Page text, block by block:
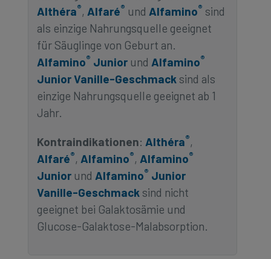
Althéra®, Alfaré® und Alfamino® sind
als einzige Nahrungsquelle geeignet
für Säuglinge von Geburt an.
Alfamino® Juniorund Alfamino®
Junior Vanille-Geschmack sind als
einzige Nahrungsquelle geeignet ab 1
Jahr.
Kontraindikationen: Althéra®,
Alfaré®, Alfamino®, Alfamino®
Juniorund Alfamino® Junior
Vanille-Geschmack sind nicht
geeignet bei Galaktosämie und
Glucose-Galaktose-Malabsorption.